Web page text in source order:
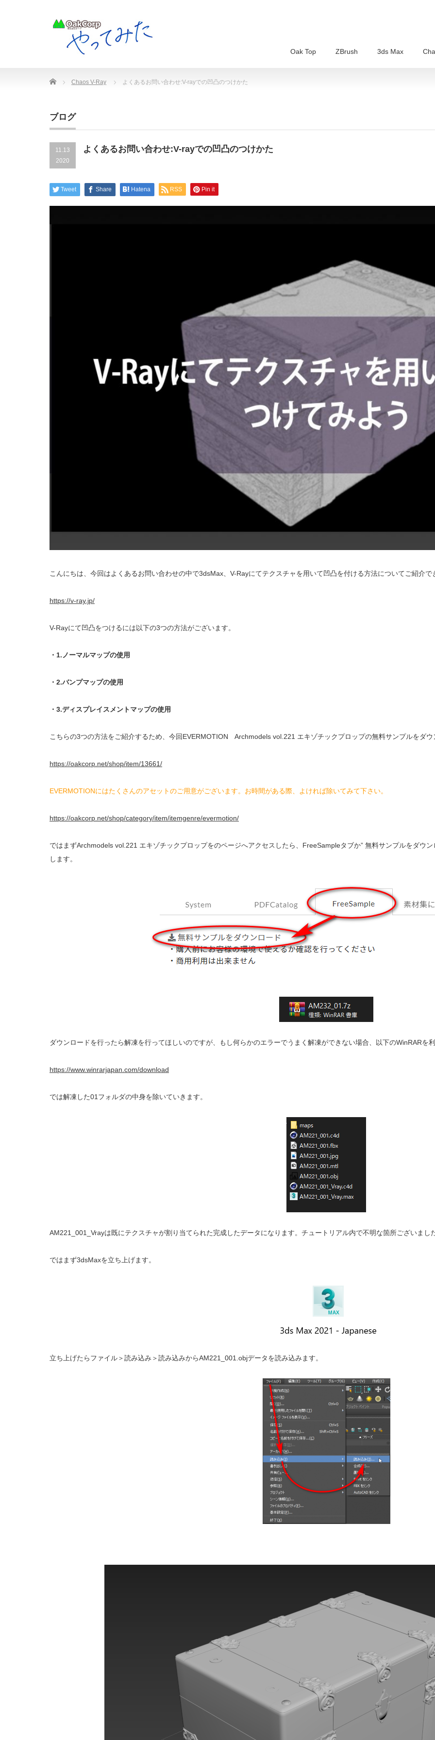
Oak Top ZBrush 3ds Max
Home Chaos V-Ray よくあるお問い合わせ:V-rayでの凹凸のつけかた
ブログ
11.13
2020
よくあるお問い合わせ:V-rayでの凹凸のつけかた
Tweet Share Hatena RSS Pin it
こんにちは、今回はよくあるお問い合わせの中で3dsMax、V-Rayにてテクスチャを用いて凹凸を付ける方法についてご紹介で
https://v-ray.jp/
V-Rayにて凹凸をつけるには以下の3つの方法がございます。
・1.ノーマルマップの使用
・2.バンプマップの使用
・3.ディスプレイスメントマップの使用
こちらの3つの方法をご紹介するため、今回EVERMOTION Archmodels vol.221 エキゾチックプロップの無料サンプルをダウ
https://oakcorp.net/shop/item/13661/
EVERMOTIONにはたくさんのアセットのご用意がございます。お時間がある際、よければ除いてみて下さい。
https://oakcorp.net/shop/category/item/itemgenre/evermotion/
ではまずArchmodels vol.221 エキゾチックプロップをのページへアクセスしたら、FreeSampleタブか” 無料サンプルをダウ
します。
ダウンロードを行ったら解凍を行ってほしいのですが、もし何らかのエラーでうまく解凍ができない場合、以下のWinRARを
https://www.winrarjapan.com/download
では解凍した01フォルダの中身を除いていきます。
AM221_001_Vrayは既にテクスチャが割り当てられた完成したデータになります。チュートリアル内で不明な箇所ございまし
ではまず3dsMaxを立ち上げます。
立ち上げたらファイル＞読み込み＞読み込みからAM221_001.objデータを読み込みます。